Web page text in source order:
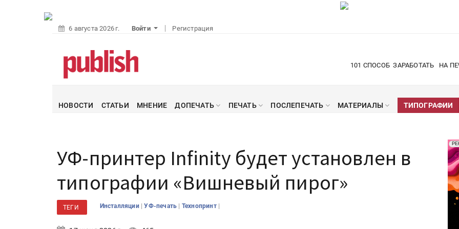
6 августа 2026 г. Войти Регистрация
101 СПОСОБ ЗАРАБОТАТЬ НА
НОВОСТИ СТАТЬИ МНЕНИЕ ДОПЕЧАТЬ ПЕЧАТЬ ПОСЛЕПЕЧАТЬ МАТЕРИАЛЫ ТИПОГРАФИИ
УФ-принтер Infinity будет установлен в
типографии «Вишневый пирог»
ТЕГИ Инсталляции |УФ-печать | Технопринт |